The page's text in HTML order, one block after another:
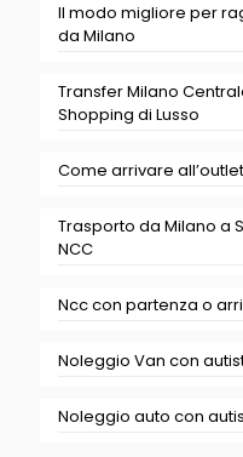
Il modo migliore per
da Milano
Transfer Milano
Shopping di Lusso
Come arrivare
Trasporto da Milano a
NCC
Ncc con partenza o
Noleggio Van con
Noleggio auto con